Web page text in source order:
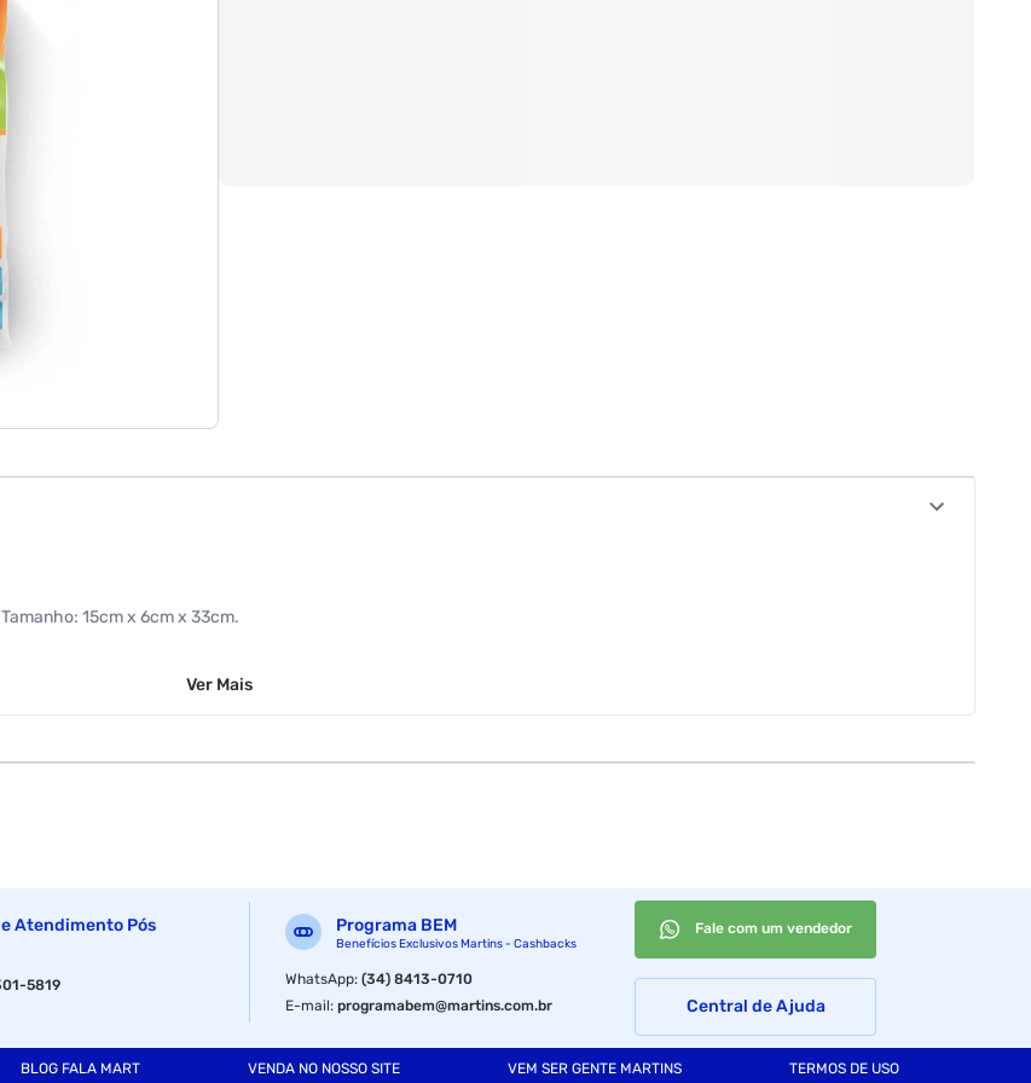
15cm x 6cm x 33cm.
Ver Mais
Atendimento Pós
5819
Programa BEM
Benefícios Exclusivos Martins - Cashbacks
WhatsApp:(34) 8413-0710
E-mail:programabem@martins.com.br
Fale com um vendedor
Central de Ajuda
BLOG FALA MART VENDA NO NOSSO SITE VEM SER GENTE MARTINS TERMOS DE USO